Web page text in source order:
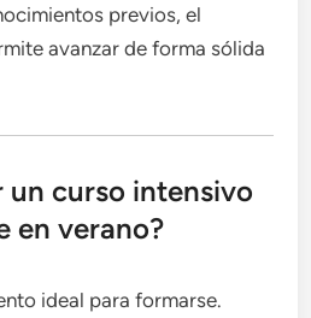
previos, el
avanzar de forma sólida
un curso intensivo
en verano?
ideal para formarse.